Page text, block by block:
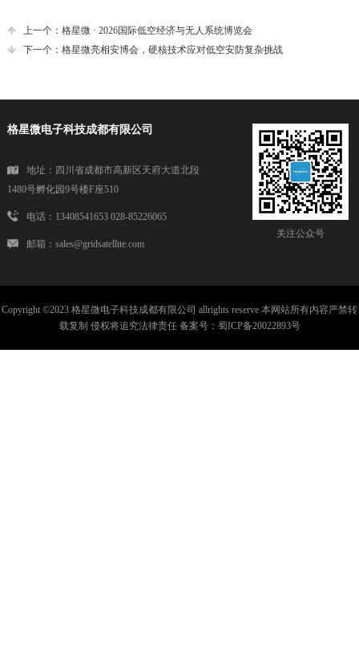
上一个：格星微 · 2026国际低空经济与无人系统博览会
下一个：格星微亮相安博会，硬核技术应对低空安防复杂挑战
格星微电子科技成都有限公司
地址：四川省成都市高新区天府大道北段
1480号孵化园9号楼F座510
电话：13408541653 028-85226065
邮箱：sales@gridsatellite.com
关注公众号
Copyright ©2023 格星微电子科技成都有限公司 allrights reserve 本网站所有内容严禁转
载复制 侵权将追究法律责任 备案号： 蜀ICP备20022893号